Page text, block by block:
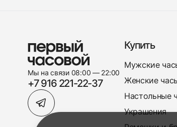
Мы на связи 08:00 — 22:00
+7 916 221-22-37
Купить
Мужские
Женские
Настольные
Украшения